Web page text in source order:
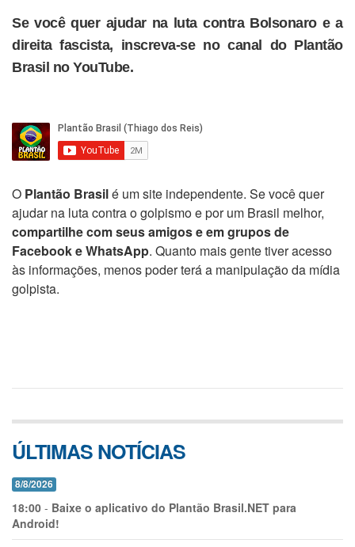
Se você quer ajudar na luta contra Bolsonaro e a
direita fascista, inscreva-se no canal do Plantão
Brasil no YouTube.
O Plantão Brasilé um site independente. Se você quer
ajudar na luta contra o golpismo e por um Brasil melhor,
compartilhe com seus amigos e em grupos de
Facebook e WhatsApp. Quanto mais gente tiver acesso
às informações, menos poder terá a manipulação da mídia
golpista.
ÚLTIMAS NOTÍCIAS
8/8/2026
18:00 - Baixe o aplicativo do Plantão Brasil.NET para
Android!